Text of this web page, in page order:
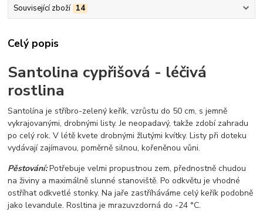
Související zboží 14
Celý popis
Santolina cypřišová - léčivá
rostlina
Santolína je stříbro-zelený keřík, vzrůstu do 50 cm, s jemně
vykrajovanými, drobnými listy. Je neopadavý, takže zdobí zahradu
po celý rok. V létě kvete drobnými žlutými kvítky. Listy při doteku
vydávají zajímavou, poměrně silnou, kořeněnou vůni.
Pěstování:Potřebuje velmi propustnou zem, přednostně chudou
na živiny a maximálně slunné stanoviště. Po odkvětu je vhodné
ostříhat odkvetlé stonky. Na jaře zastříháváme celý keřík podobně
jako levandule. Rosltina je mrazuvzdorná do -24 °C.